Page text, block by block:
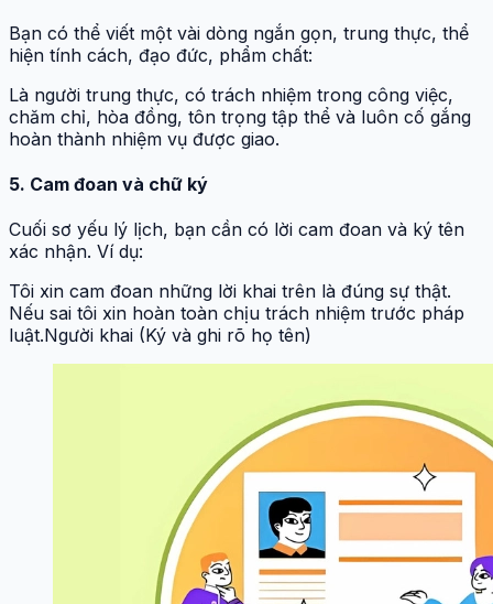
Bạn có thể viết một vài dòng ngắn gọn, trung thực, thể
hiện tính cách, đạo đức, phẩm chất:
Là người trung thực, có trách nhiệm trong công việc,
chăm chỉ, hòa đồng, tôn trọng tập thể và luôn cố gắng
hoàn thành nhiệm vụ được giao.
5. Cam đoan và chữ ký
Cuối sơ yếu lý lịch, bạn cần có lời cam đoan và ký tên
xác nhận. Ví dụ:
Tôi xin cam đoan những lời khai trên là đúng sự thật.
Nếu sai tôi xin hoàn toàn chịu trách nhiệm trước pháp
luật.Người khai (Ký và ghi rõ họ tên)